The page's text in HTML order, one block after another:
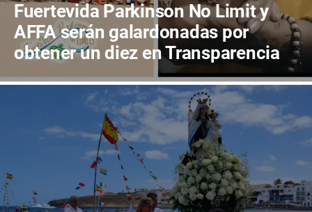
Fuertevida Parkinson No Limit y
AFFA serán galardonadas por
obtener un diez en Transparencia
en Canarias